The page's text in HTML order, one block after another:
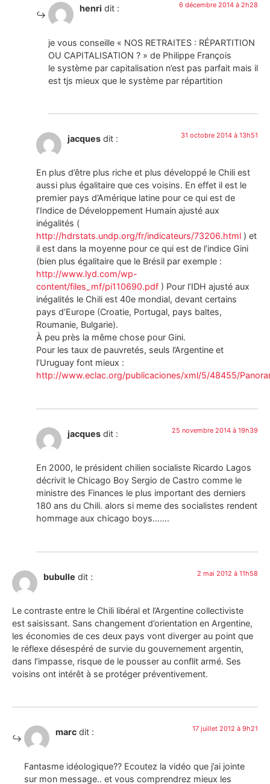
henri dit : 6 décembre 2014 à 2h28
je vous conseille « NOS RETRAITES : RÉPARTITION
OU CAPITALISATION ? » de Philippe François
le système par capitalisation n’est pas parfait mais il
est tjs mieux que le système par répartition
jacques dit : 31 octobre 2014 à 13h51
En plus d’être plus riche et plus développé le Chili est
aussi plus égalitaire que ces voisins. En effet il est le
premier pays d’Amérique latine pour ce qui est de
l’Indice de Développement Humain ajusté aux
inégalités (
http://hdrstats.undp.org/fr/indicateurs/73206.html ) et
il est dans la moyenne pour ce qui est de l’indice Gini
(bien plus égalitaire que le Brésil par exemple :
http://www.lyd.com/wp-
content/files_mf/pi110690.pdf ) Pour l’IDH ajusté aux
inégalités le Chili est 40e mondial, devant certains
pays d’Europe (Croatie, Portugal, pays baltes,
Roumanie, Bulgarie).
À peu près la même chose pour Gini.
Pour les taux de pauvretés, seuls l’Argentine et
l’Uruguay font mieux :
http://www.eclac.org/publicaciones/xml/5/48455/
jacques dit : 25 novembre 2014 à 19h39
En 2000, le président chilien socialiste Ricardo Lagos
décrivit le Chicago Boy Sergio de Castro comme le
ministre des Finances le plus important des derniers
180 ans du Chili. alors si meme des socialistes rendent
hommage aux chicago boys…….
bubulle dit : 2 mai 2012 à 11h58
Le contraste entre le Chili libéral et l’Argentine collectiviste
est saisissant. Sans changement d’orientation en Argentine,
les économies de ces deux pays vont diverger au point que
le réflexe désespéré de survie du gouvernement argentin,
dans l’impasse, risque de le pousser au conflit armé. Ses
voisins ont intérêt à se protéger préventivement.
marc dit : 17 juillet 2012 à 9h21
Fantasme idéologique?? Ecoutez la vidéo que j’ai jointe
sur mon message.. et vous comprendrez mieux les